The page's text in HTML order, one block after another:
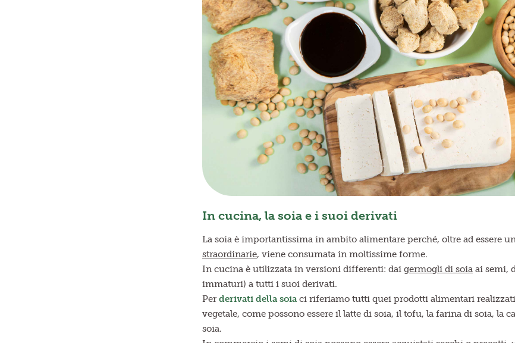
In cucina, la soia e i suoi derivati
La soia è importantissima in ambito alimentare perché, oltre ad essere
straordinarie, viene consumata in moltissime forme.
In cucina è utilizzata in versioni differenti: dai germogli di soia ai semi,
immaturi) a tutti i suoi derivati.
Per derivati della soiaci riferiamo tutti quei prodotti alimentari
vegetale, come possono essere il latte di soia, il tofu, la farina di soia, la
soia.